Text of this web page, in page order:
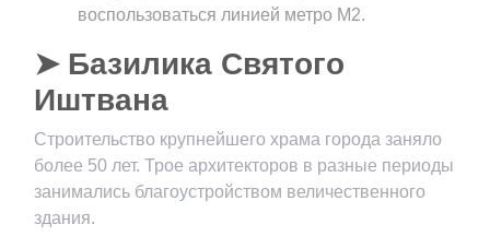
воспользоваться линией метро М2.
➤ Базилика Святого
Иштвана
Строительство крупнейшего храма города заняло
более 50 лет. Трое архитекторов в разные периоды
занимались благоустройством величественного
здания.